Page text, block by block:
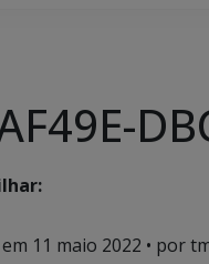
11 maio 2022 • por